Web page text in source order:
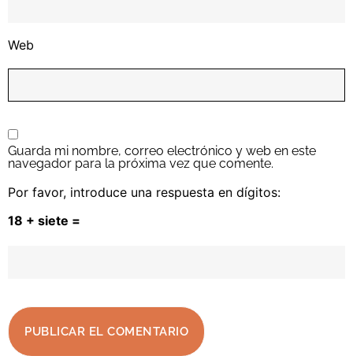
Web
Guarda mi nombre, correo electrónico y web en este
navegador para la próxima vez que comente.
Por favor, introduce una respuesta en dígitos:
18 + siete =